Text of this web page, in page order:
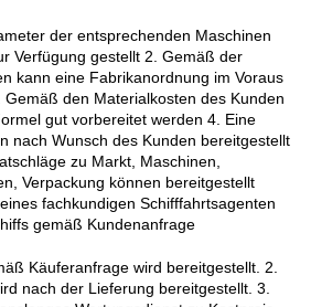
der entsprechenden Maschinen
Verfügung gestellt 2. Gemäß der
kann eine Fabrikanordnung im Voraus
den Materialkosten des Kunden
gut vorbereitet werden 4. Eine
nach Wunsch des Kunden bereitgestellt
zu Markt, Maschinen,
Verpackung können bereitgestellt
fachkundigen Schifffahrtsagenten
gemäß Kundenanfrage
Käuferanfrage wird bereitgestellt. 2.
nach der Lieferung bereitgestellt. 3.